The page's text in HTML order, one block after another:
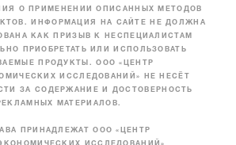
О ПРИМЕНЕНИИ ОПИСАННЫХ МЕТОДОВ
ИНФОРМАЦИЯ НА САЙТЕ НЕ ДОЛЖНА
КАК ПРИЗЫВ К НЕСПЕЦИАЛИСТАМ
ПРИОБРЕТАТЬ ИЛИ ИСПОЛЬЗОВАТЬ
ПРОДУКТЫ. ООО «ЦЕНТР
ИССЛЕДОВАНИЙ» НЕ НЕСЁТ
ЗА СОДЕРЖАНИЕ И ДОСТОВЕРНОСТЬ
МАТЕРИАЛОВ.
ПРИНАДЛЕЖАТ ООО «ЦЕНТР